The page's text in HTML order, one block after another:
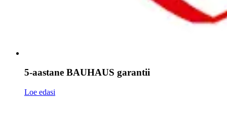
5-aastane BAUHAUS garantii
Loe edasi